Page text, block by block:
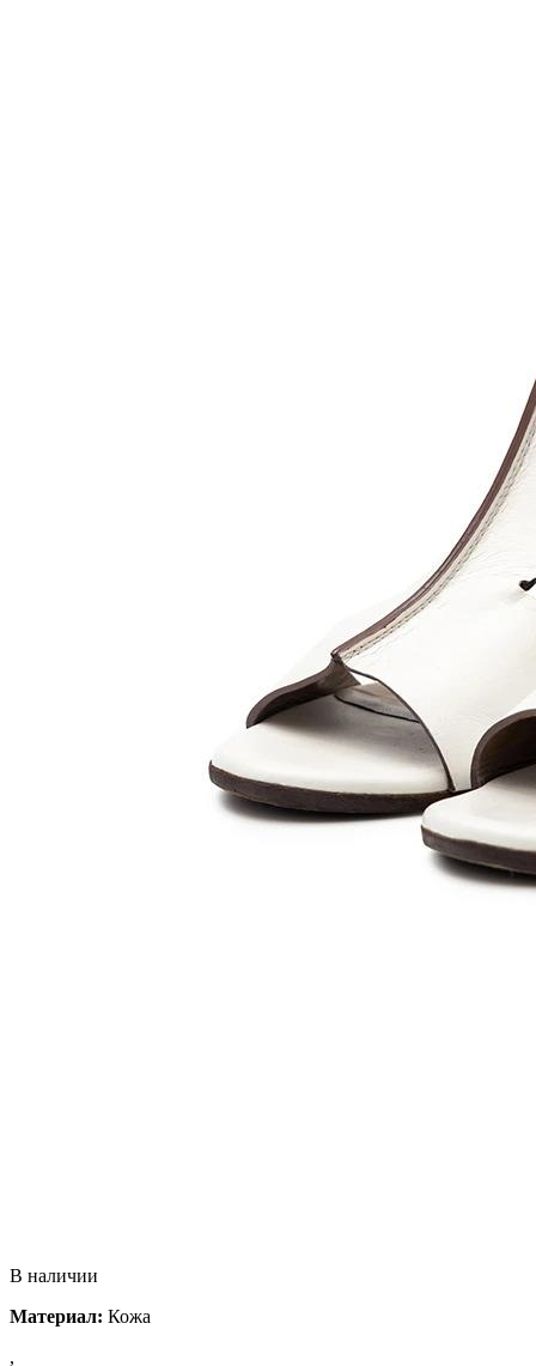
В наличии
Материал: Кожа
,